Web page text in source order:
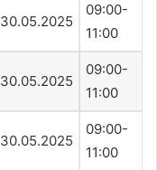
30.05.2025
09:00-
11:00
30.05.2025
09:00-
11:00
30.05.2025
09:00-
11:00